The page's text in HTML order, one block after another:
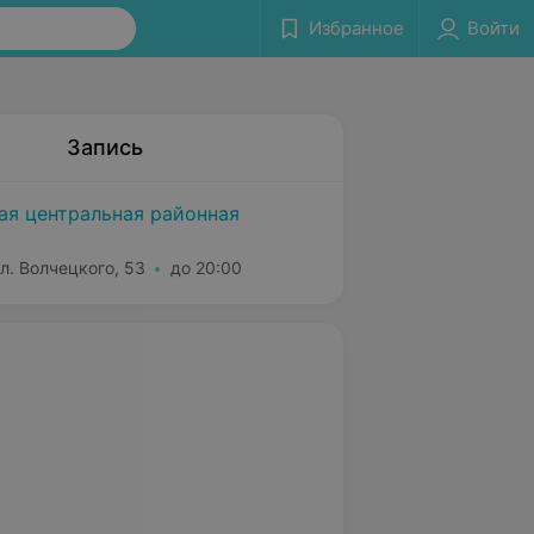
Избранное Войти
Запись
центральная районная
Волчецкого, 53 до 20:00